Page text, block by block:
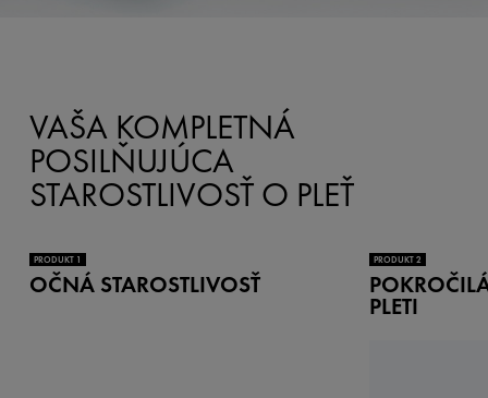
VAŠA KOMPLETNÁ
POSILŇUJÚCA
STAROSTLIVOSŤ O PLEŤ
PRODUKT 1
OČNÁ STAROSTLIVOSŤ
PRODUKT 2
PLETI